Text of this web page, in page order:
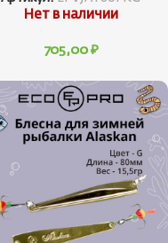
Нет в наличии
705,00 ₽